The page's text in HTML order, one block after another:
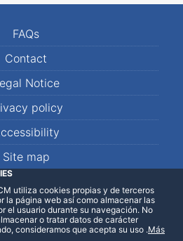
FAQs
Contact
Notice
policy
Site map
utiliza cookies propias y de terceros
la página web así como almacenar las
el usuario durante su navegación. No
o tratar datos de carácter
consideramos que acepta su uso .Más